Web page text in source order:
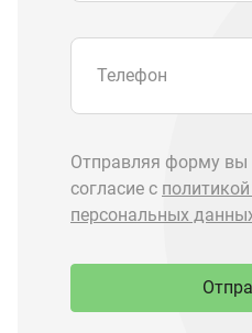
Запчасти Урал
Запчасти Камаз
Спецпредложения